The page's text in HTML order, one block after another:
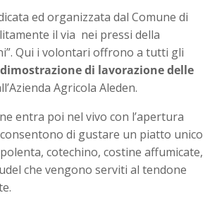
ed organizzata dal Comune di
il via nei pressi della
Qui i volontari offrono a tutti gli
dimostrazione di lavorazione delle
Agricola Aleden.
entra poi nel vivo con l’apertura
di gustare un piatto unico
cotechino, costine affumicate,
che vengono serviti al tendone